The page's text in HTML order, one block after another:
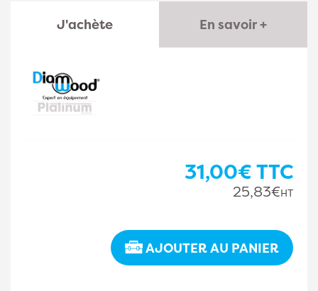
J'achète En savoir +
31,00€TTC
25,83€HT
AJOUTER AU PANIER